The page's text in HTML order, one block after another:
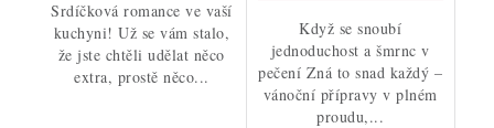
Srdíčková romance ve vaší
kuchyni! Už se vám stalo,
že jste chtěli udělat něco
extra, prostě něco...
Když se snoubí
jednoduchost a šmrnc v
pečení Zná to snad každý –
vánoční přípravy v plném
proudu,...